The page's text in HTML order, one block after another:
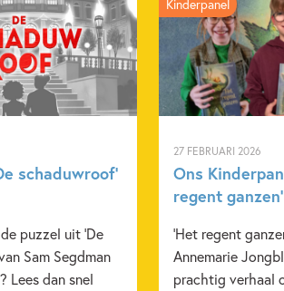
Aantal pagina's:
Uitgever:
Kenmerken van
12+ jaar
Dagelijks leven
Hannah Horn
schaduwroof’
puzzel uit 'De
Sam Segdman
Lees dan snel
27 FEBRUARI 2026
Ons
regent ganzen’
'Het regent
Annemarie
prachtig verhaal
Kinderpanel